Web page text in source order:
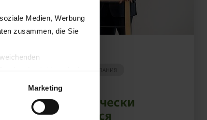
Medien, Werbung
zusammen, die Sie
bzgl. übermittelter
Marketing
15.01.2020
ПРЕССА ЛЮДИ КОМПАНИЯ
Krone стратегически
перестраивается